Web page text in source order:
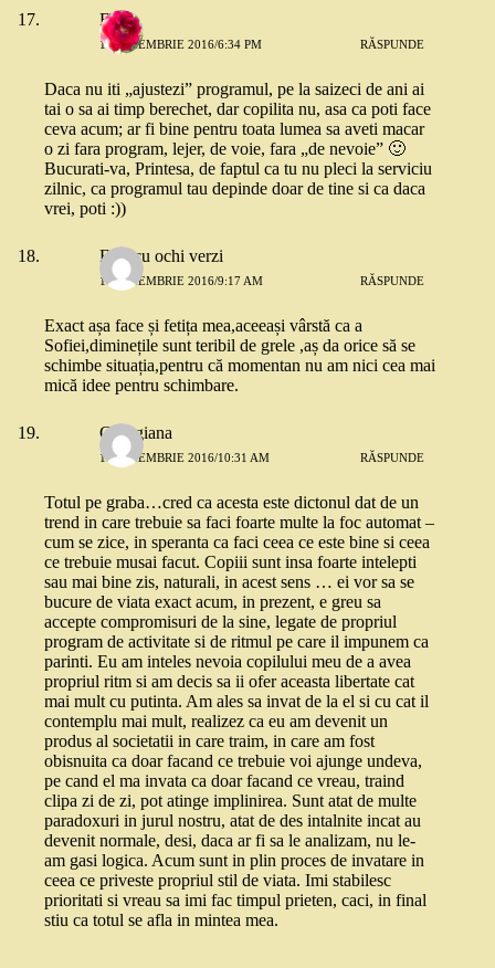
Elisa
12 NOIEMBRIE 2016/6:34 PM RĂSPUNDE
Daca nu iti „ajustezi” programul, pe la saizeci de ani ai
tai o sa ai timp berechet, dar copilita nu, asa ca poti face
ceva acum; ar fi bine pentru toata lumea sa aveti macar
o zi fara program, lejer, de voie, fara „de nevoie” 🙂
Bucurati-va, Printesa, de faptul ca tu nu pleci la serviciu
zilnic, ca programul tau depinde doar de tine si ca daca
vrei, poti :))
Fata cu ochi verzi
17 NOIEMBRIE 2016/9:17 AM RĂSPUNDE
Exact așa face și fetița mea,aceeași vârstă ca a
Sofiei,diminețile sunt teribil de grele ,aș da orice să se
schimbe situația,pentru că momentan nu am nici cea mai
mică idee pentru schimbare.
Georgiana
18 NOIEMBRIE 2016/10:31 AM RĂSPUNDE
Totul pe graba…cred ca acesta este dictonul dat de un
trend in care trebuie sa faci foarte multe la foc automat –
cum se zice, in speranta ca faci ceea ce este bine si ceea
ce trebuie musai facut. Copiii sunt insa foarte intelepti
sau mai bine zis, naturali, in acest sens … ei vor sa se
bucure de viata exact acum, in prezent, e greu sa
accepte compromisuri de la sine, legate de propriul
program de activitate si de ritmul pe care il impunem ca
parinti. Eu am inteles nevoia copilului meu de a avea
propriul ritm si am decis sa ii ofer aceasta libertate cat
mai mult cu putinta. Am ales sa invat de la el si cu cat il
contemplu mai mult, realizez ca eu am devenit un
produs al societatii in care traim, in care am fost
obisnuita ca doar facand ce trebuie voi ajunge undeva,
pe cand el ma invata ca doar facand ce vreau, traind
clipa zi de zi, pot atinge implinirea. Sunt atat de multe
paradoxuri in jurul nostru, atat de des intalnite incat au
devenit normale, desi, daca ar fi sa le analizam, nu le-
am gasi logica. Acum sunt in plin proces de invatare in
ceea ce priveste propriul stil de viata. Imi stabilesc
prioritati si vreau sa imi fac timpul prieten, caci, in final
stiu ca totul se afla in mintea mea.